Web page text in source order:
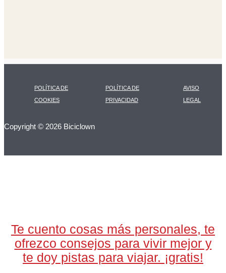
POLÍTICA DE
COOKIES
POLÍTICA DE
PRIVACIDAD
AVISO
LEGAL
Copyright © 2026 Biciclown
Te cuento cosas más personales, te
ofrezco consejos para vivir mejor y
te doy pistas para viajar. ¡gratis!